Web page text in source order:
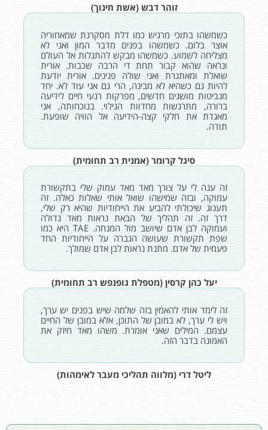
זוהר דבש (אשת חינוך)
כשמשהו בתוכי מרגיש כמו דלת מסקרנת שמאחוריה
אוצר בלום. כשמשהו בפנים מדבר המון ואני לא
מצליחה לשמוע. כשמשהו מבקש להתגלות אל העולם
ונראה שהוא קבור תחת די הרבה שכבות. אורית
שואלת ומאתגרת ואני שולה פנינים. אורית יודעת
להיות גם כשהיא לא מבינה, הרי גם אני עוד לא. יחד
מנביטות מושגים חדשים, מפרקות רגעי חיים לידיעה
ברורה, מתרגשות מחדוות הגילוי. בנוכחותה, אני
מאגדת את חלקי קצה-הידיעה אל הוויה שופעת.
תודה.
סיגל קרומר (אמנית רב תחומית)
זה ענה לי על צורך מאד מאד עמוק שלי בתקשורת
עמוקה, ובזה שמישהו שואל אותי שאלות כאלה. זה
תענוג שיכולתי להביע את הייחודיות שהיא רק שלי,
דרך זה. זה תהליך של הבאת נראות מאד גדולה
ועמוקה לבן אדם שיושב מול המנחה. TAE היא כמו
שפת תקשורת שעושה הגברה על הייחודיות החד
פעמית של אדם. מתנת נראות לבן אדם שמולך.
יעל כהן קרסין (מטפלת גופנפש רב תחומית)
זה לימד אותי להאמין בזה שלמה שיש בפנים יש ערך,
ויש לי ערך, לא במובן של התוכן, אלא במובן של החיים
עצמם. המילים שאני אומרת. משהו מאד חיזק את
האמונה בדבר הזה.
ליטל דרי (מלווה תהליכי מעבר לאימהות)